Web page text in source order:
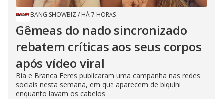
BANG SHOWBIZ / HÁ 7 HORAS
Gêmeas do nado sincronizado
rebatem críticas ​a​os seus corpos
após vídeo viral
Bia e Branca Feres publicaram uma campanha nas redes
sociais nesta semana, em que aparecem de biquíni
enquanto lavam os cabelos